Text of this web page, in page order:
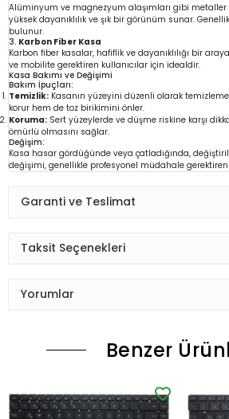
Alüminyum ve magnezyum alaşımları gibi metaller
yüksek dayanıklılık ve şık bir görünüm sunar.
bulunur.
3. Karbon Fiber Kasa
Karbon fiber kasalar, hafiflik ve dayanıklılığı bir
ve mobilite gerektiren kullanıcılar için idealdir.
Kasa Bakımı ve Değişimi
Bakım İpuçları:
Temizlik: Kasanın yüzeyini düzenli olarak
korur hem de toz birikimini önler.
Koruma: Sert yüzeylerde ve düşme riskine karşı
ömürlü olmasını sağlar.
Değişim:
Kasa hasar gördüğünde veya çatladığında,
değişimi, genellikle profesyonel müdahale
Garanti ve Teslimat
Taksit Seçenekleri
Yorumlar
Benzer